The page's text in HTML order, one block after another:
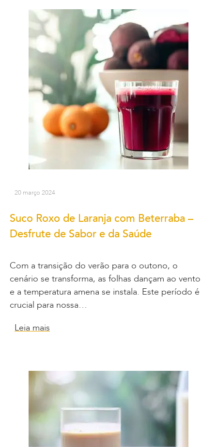
20 março 2024
Suco Roxo de Laranja com Beterraba –
Desfrute de Sabor e da Saúde
Com a transição do verão para o outono, o
cenário se transforma, as folhas dançam ao vento
e a temperatura amena se instala. Este período é
crucial para nossa…
Leia mais